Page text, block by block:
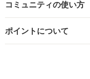
コミュニティの使い方
ポイントについて